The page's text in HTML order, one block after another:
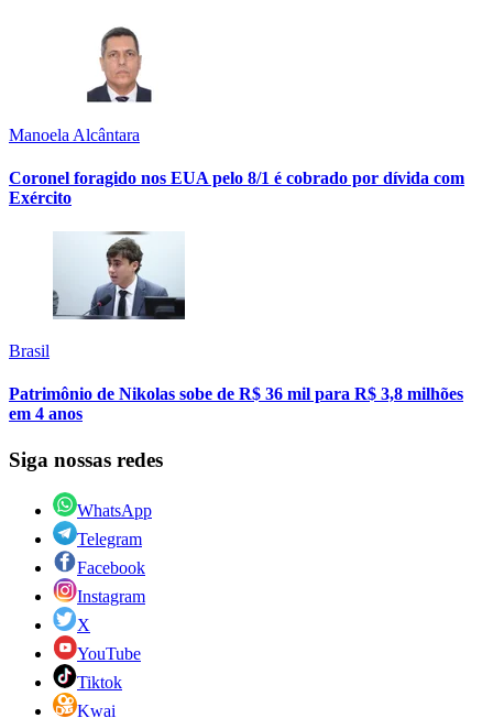
Manoela Alcântara
Coronel foragido nos EUA pelo 8/1 é cobrado por dívida com
Exército
Brasil
Patrimônio de Nikolas sobe de R$ 36 mil para R$ 3,8 milhões
em 4 anos
Siga nossas redes
WhatsApp
Telegram
Facebook
Instagram
X
YouTube
Tiktok
Kwai